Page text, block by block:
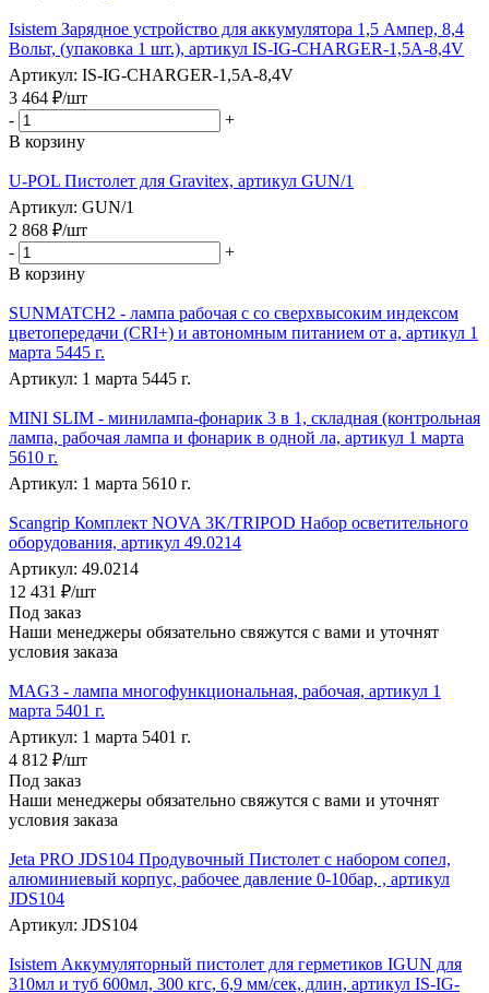
Isistem Зарядное устройство для аккумулятора 1,5 Ампер, 8,4
Вольт, (упаковка 1 шт.), артикул IS-IG-CHARGER-1,5A-8,4V
Артикул: IS-IG-CHARGER-1,5A-8,4V
3 464 ₽/шт
-
+
В корзину
U-POL Пистолет для Gravitex, артикул GUN/1
Артикул: GUN/1
2 868 ₽/шт
-
+
В корзину
SUNMATCH2 - лампа рабочая с со сверхвысоким индексом
цветопередачи (CRI+) и автономным питанием от а, артикул 1
марта 5445 г.
Артикул: 1 марта 5445 г.
MINI SLIM - минилампа-фонарик 3 в 1, складная (контрольная
лампа, рабочая лампа и фонарик в одной ла, артикул 1 марта
5610 г.
Артикул: 1 марта 5610 г.
Scangrip Комплект NOVA 3K/TRIPOD Набор осветительного
оборудования, артикул 49.0214
Артикул: 49.0214
12 431 ₽/шт
Под заказ
Наши менеджеры обязательно свяжутся с вами и уточнят
условия заказа
MAG3 - лампа многофункциональная, рабочая, артикул 1
марта 5401 г.
Артикул: 1 марта 5401 г.
4 812 ₽/шт
Под заказ
Наши менеджеры обязательно свяжутся с вами и уточнят
условия заказа
Jeta PRO JDS104 Продувочный Пистолет с набором сопел,
алюминиевый корпус, рабочее давление 0-10бар, , артикул
JDS104
Артикул: JDS104
Isistem Аккумуляторный пистолет для герметиков IGUN для
310мл и туб 600мл, 300 кгс, 6,9 мм/сек, длин, артикул IS-IG-